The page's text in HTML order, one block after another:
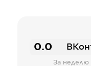
0.0
За неделю